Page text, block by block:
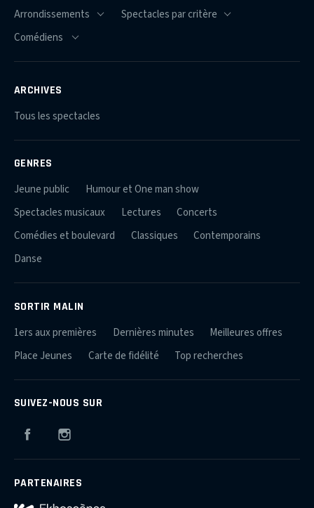
ARCHIVES
Tous les spectacles
GENRES
Jeune public
Humour et One man show
Spectacles musicaux
Lectures
Concerts
Comédies et boulevard
Classiques
Contemporains
Danse
SORTIR MALIN
1ers aux premières Dernières minutes
Meilleures offres
Place Jeunes
Carte de fidélité Top recherches
SUIVEZ-NOUS SUR
Facebook
PARTENAIRES